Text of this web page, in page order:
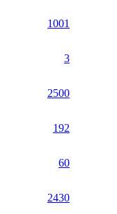
1001
3
2500
192
60
2430